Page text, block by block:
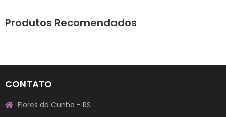
Produtos Recomendados
CONTATO
Flores da Cunha - RS